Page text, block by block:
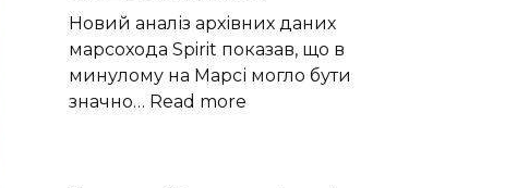
Новий аналіз архівних даних
марсохода Spirit показав, що в
минулому на Марсі могло бути
значно… Read more